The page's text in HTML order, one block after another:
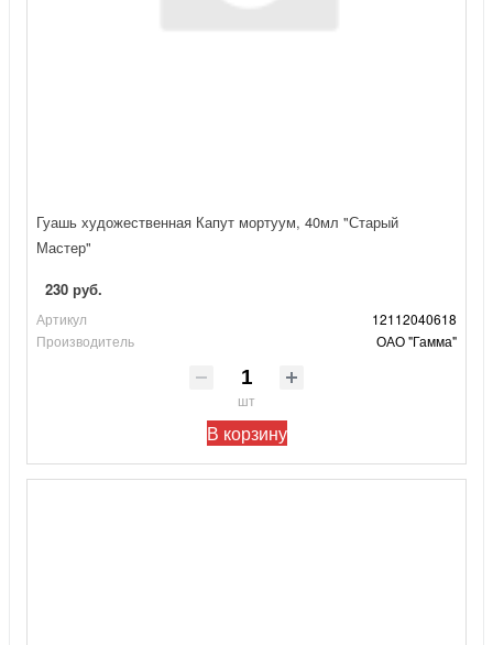
Гуашь художественная Капут мортуум, 40мл "Старый
Мастер"
230 руб.
Артикул
12112040618
Производитель
ОАО "Гамма"
шт
В корзину